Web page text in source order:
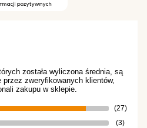
została wyliczona średnia, są
przez zweryfikowanych klientów,
zakupu w sklepie.
(27)
(3)